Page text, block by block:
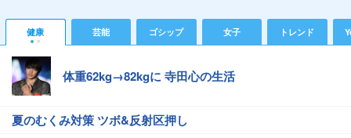
健康 芸能 ゴシップ 女子 トレンド
体重62kg→82kgに 寺田心の生活
夏のむくみ対策 ツボ&反射区押し